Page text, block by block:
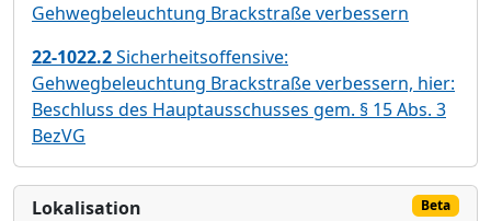
Gehwegbeleuchtung Brackstraße verbessern
22-1022.2Sicherheitsoffensive:
Gehwegbeleuchtung Brackstraße verbessern, hier:
Beschluss des Hauptausschusses gem. § 15 Abs. 3
BezVG
Lokalisation Beta